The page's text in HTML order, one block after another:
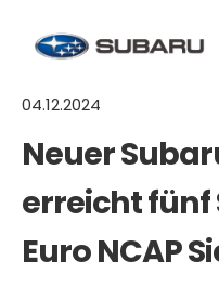
04.12.2024
Neuer
erreicht fünf
Euro NCAP